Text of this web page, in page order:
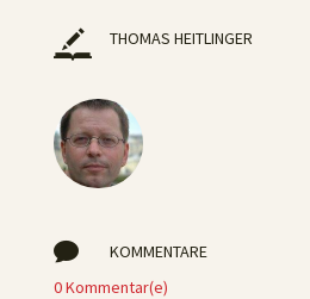
THOMAS HEITLINGER

KOMMENTARE
0 Kommentar(e)